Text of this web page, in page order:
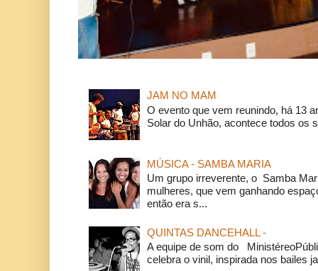
JAM NO MAM
O evento que vem reunindo, há 13
Solar do Unhão, acontece todos os
MÚSICA - SAMBA MARIA
Um grupo irreverente, o Samba
mulheres, que vem ganhando
então era s...
QUINTAS DANCEHALL -
A equipe de som do
celebra o vinil, inspirada nos bailes